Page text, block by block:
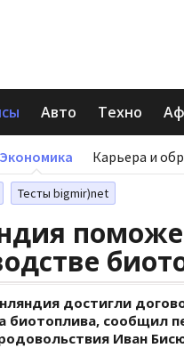
Авто Техно
Экономика Карьера и
Тесты bigmir)net
достигли
биотоплива, сообщил
Иван